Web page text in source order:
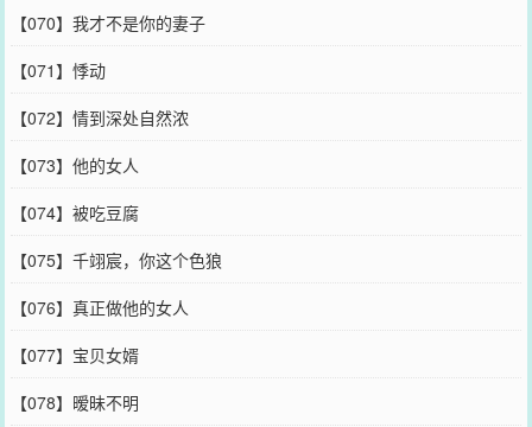
【070】我才不是你的妻子
【071】悸动
【072】情到深处自然浓
【073】他的女人
【074】被吃豆腐
【075】千翊宸，你这个色狼
【076】真正做他的女人
【077】宝贝女婿
【078】暧昧不明